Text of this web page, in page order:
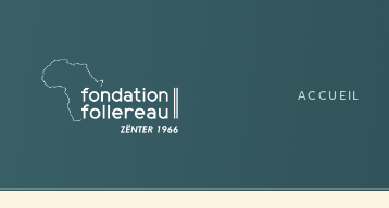
ACCUEIL